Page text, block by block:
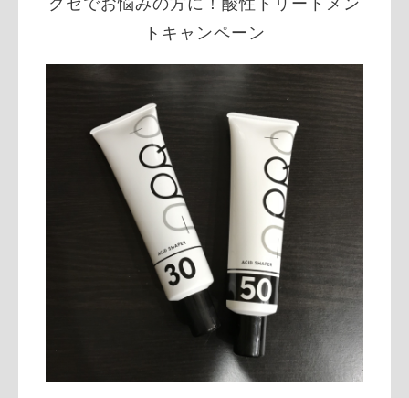
クセでお悩みの方に！酸性トリートメン
トキャンペーン